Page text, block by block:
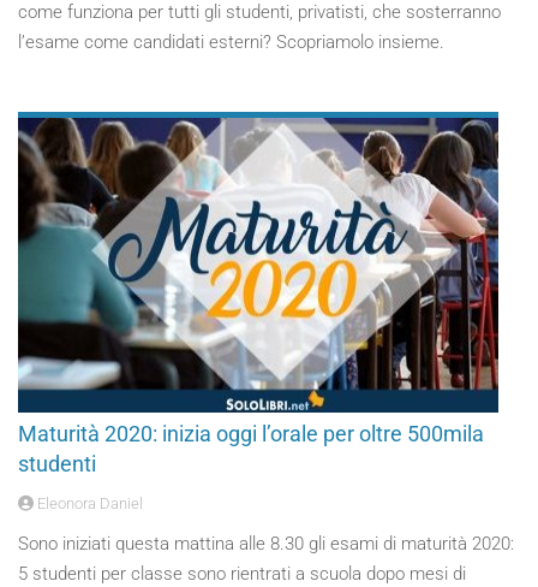
come funziona per tutti gli studenti, privatisti, che sosterranno
l’esame come candidati esterni? Scopriamolo insieme.
Maturità 2020: inizia oggi l’orale per oltre 500mila
studenti
Eleonora Daniel
Sono iniziati questa mattina alle 8.30 gli esami di maturità 2020:
5 studenti per classe sono rientrati a scuola dopo mesi di